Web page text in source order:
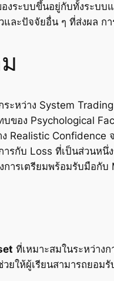
งระบบขึ้นอยู่กับทั้งระบบแ
และปัจจัยอื่น ๆ ที่ส่งผล ก
ระหว่าง System
บของ Psychological
ง Realistic Confidence
ารกับ Loss ที่เป็นส่วนหนึ่
การเตรียมพร้อมรับมือกับ
ที่เหมาะสมในระหว่าง
วยให้ผู้เรียนสามารถยอม